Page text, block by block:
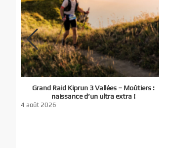
Grand Raid Kiprun 3 Vallées – Moûtiers :
naissance d’un ultra extra !
4 août 2026